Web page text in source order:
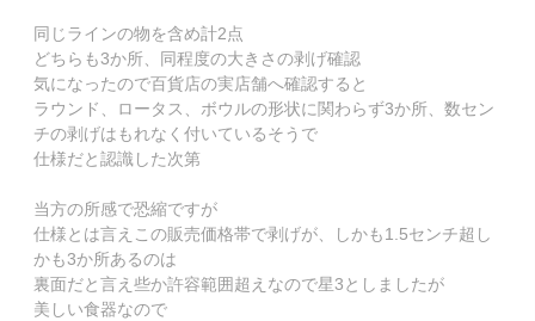
同じラインの物を含め計2点
どちらも3か所、同程度の大きさの剥げ確認
気になったので百貨店の実店舗へ確認すると
ラウンド、ロータス、ボウルの形状に関わらず3か所、数セン
チの剥げはもれなく付いているそうで
仕様だと認識した次第
当方の所感で恐縮ですが
仕様とは言えこの販売価格帯で剥げが、しかも1.5センチ超し
かも3か所あるのは
裏面だと言え些か許容範囲超えなので星3としましたが
美しい食器なので